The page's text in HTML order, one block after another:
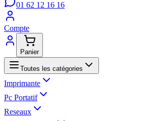
01 62 12 16 16
Compte
Panier
Toutes les catégories
Imprimante
Pc Portatif
Reseaux